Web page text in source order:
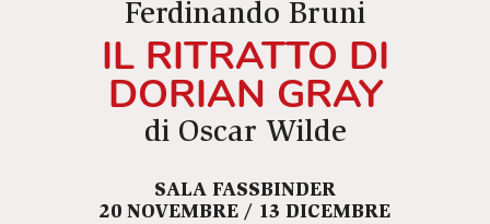
Ferdinando Bruni
IL RITRATTO DI
DORIAN GRAY
di Oscar Wilde
SALA FASSBINDER
20 NOVEMBRE / 13 DICEMBRE